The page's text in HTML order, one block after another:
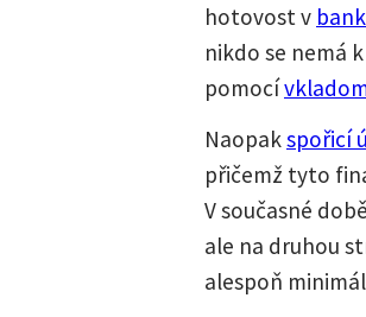
hotovost v
nikdo se nemá
pomocí
Naopakspořicí
přičemž tyto
V současné
ale na druhou
alespoň